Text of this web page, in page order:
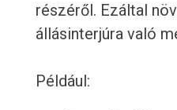
részéről. Ezáltal
állásinterjúra való
Például: